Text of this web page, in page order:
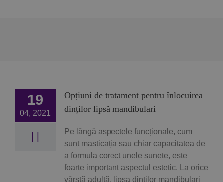
19
04, 2021
Opțiuni de tratament pentru înlocuirea
dinților lipsă mandibulari
Pe lângă aspectele funcționale, cum
sunt masticația sau chiar capacitatea de
a formula corect unele sunete, este
foarte important aspectul estetic. La orice
vârstă adultă, lipsa dinților mandibulari